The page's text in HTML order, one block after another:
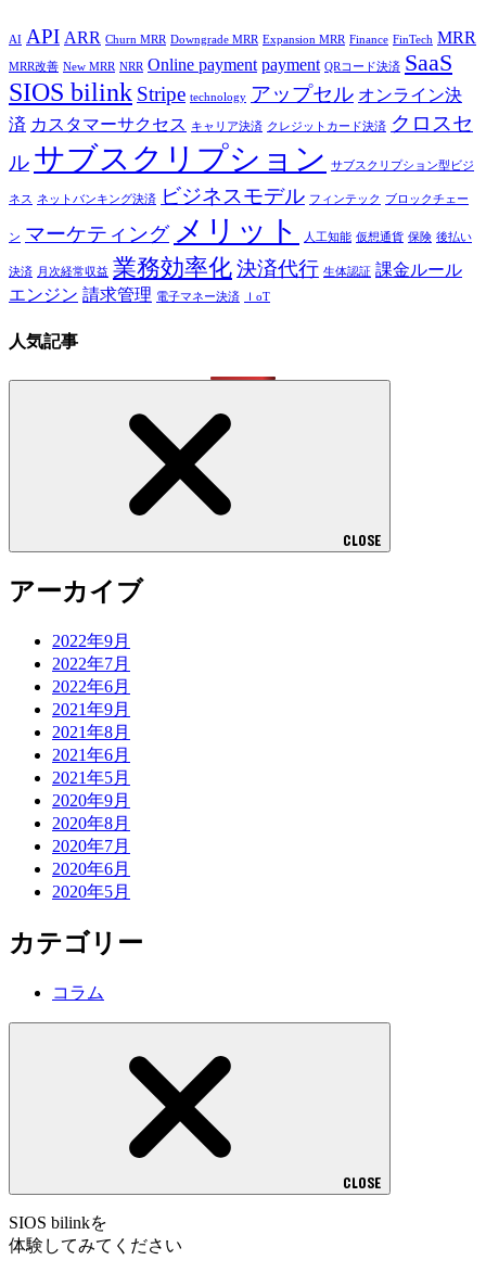
AI API ARR Churn MRR Downgrade MRR Expansion MRR Finance FinTech MRR
MRR改善 New MRR NRR Online payment payment QRコード決済 SaaS
SIOS bilink Stripe technology アップセル オンライン決
済 カスタマーサクセス キャリア決済 クレジットカード決済 クロスセ
ル サブスクリプション サブスクリプション型ビジ
ネス ネットバンキング決済 ビジネスモデル フィンテック ブロックチェー
ン マーケティング メリット 人工知能 仮想通貨 保険 後払い
決済 月次経常収益 業務効率化決済代行 生体認証 課金ルール
エンジン 請求管理 電子マネー決済 ＩoT
人気記事
CLOSE
アーカイブ
2022年9月
2022年7月
2022年6月
2021年9月
2021年8月
2021年6月
2021年5月
2020年9月
2020年8月
2020年7月
2020年6月
2020年5月
カテゴリー
コラム
CLOSE
SIOS bilinkを
体験してみてください